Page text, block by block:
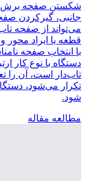
شکستن صفحه برش
جانبی، گیرکردن
می‌تواند از صفحه
قطعه یا ایراد محور
با انتخاب صفحه
دستگاه با نوع کار
تاب‌دار است، آن را
تکرار می‌شود،
شود.
مطالعه مقاله